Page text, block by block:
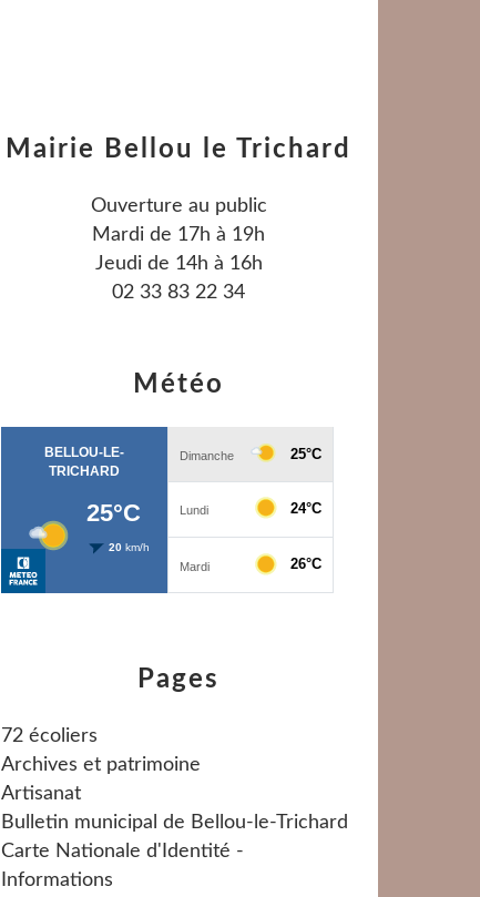
Pages
72 écoliers
Archives et patrimoine
Artisanat
Bulletin municipal de Bellou-le-Trichard
Carte Nationale d'Identité -
Informations
Mairie Bellou le Trichard
Ouverture au public
Mardi de 17h à 19h
Jeudi de 14h à 16h
02 33 83 22 34
Météo